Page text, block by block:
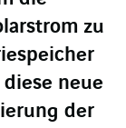
zu
neue
der